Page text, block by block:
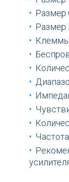
Размер
Размер